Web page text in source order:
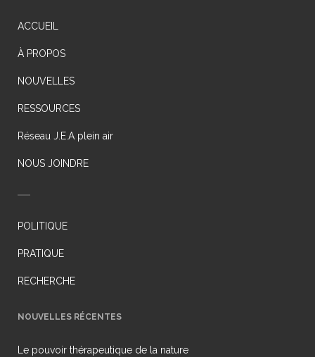
ACCUEIL
À PROPOS
NOUVELLES
RESSOURCES
Réseau J.E.A plein air
NOUS JOINDRE
POLITIQUE
PRATIQUE
RECHERCHE
NOUVELLES RÉCENTES
Le pouvoir thérapeutique de la nature